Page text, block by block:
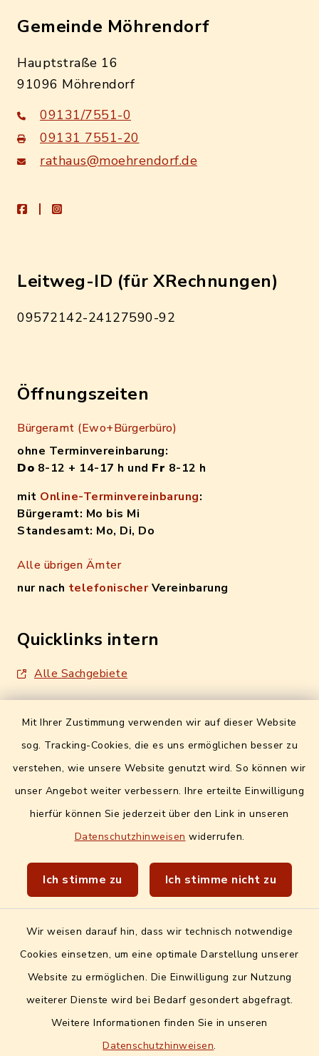
Mit Ihrer Zustimmung verwenden wir auf dieser Website
sog. Tracking-Cookies, die es uns ermöglichen besser zu
verstehen, wie unsere Website genutzt wird. So können wir
unser Angebot weiter verbessern. Ihre erteilte Einwilligung
hierfür können Sie jederzeit über den Link in unseren
Datenschutzhinweisen widerrufen.
Ich stimme zu Ich stimme nicht zu
Wir weisen darauf hin, dass wir technisch notwendige
Cookies einsetzen, um eine optimale Darstellung unserer
Website zu ermöglichen. Die Einwilligung zur Nutzung
weiterer Dienste wird bei Bedarf gesondert abgefragt.
Weitere Informationen finden Sie in unseren
Datenschutzhinweisen.
Gemeinde Möhrendorf
Hauptstraße 16
91096 Möhrendorf
09131/7551-0
09131 7551-20
rathaus@moehrendorf.de
facebookinstagram
Leitweg-ID (für XRechnungen)
09572142-24127590-92
Öffnungszeiten
Bürgeramt (Ewo+Bürgerbüro)
ohne Terminvereinbarung:
Do 8-12 + 14-17 h und Fr 8-12 h
mit Online-Terminvereinbarung:
Bürgeramt: Mo bis Mi
Standesamt: Mo, Di, Do
Alle übrigen Ämter
nur nach telefonischerVereinbarung
Quicklinks intern
Alle Sachgebiete
Formulare / Onlinedienste
Info- und Mitteilungsblatt
Quicklinks extern
Landratsamt Erlangen-Höchstadt
Wir sind Genussort!
Barrierefreiheit